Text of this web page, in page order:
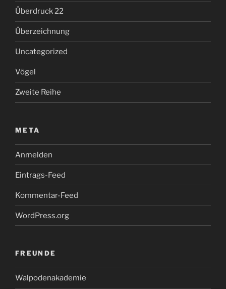
Überdruck 22
Überzeichnung
Uncategorized
Vögel
Zweite Reihe
META
Anmelden
Eintrags-Feed
Kommentar-Feed
WordPress.org
FREUNDE
Walpodenakademie